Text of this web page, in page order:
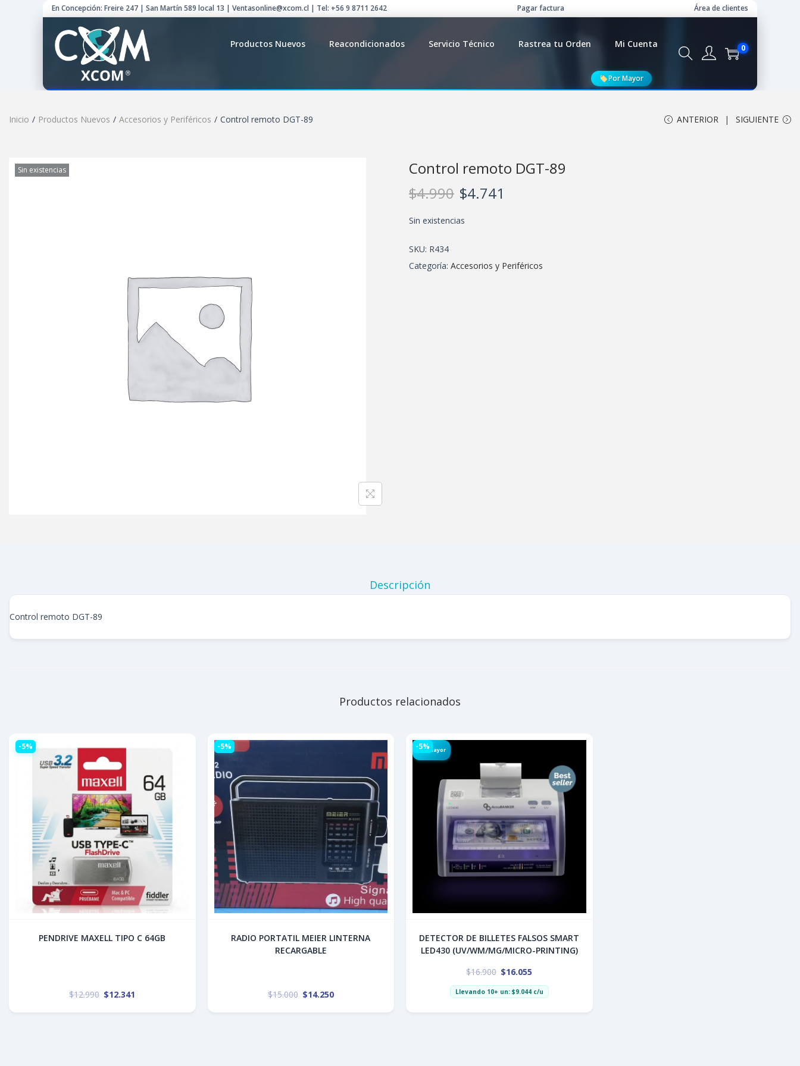
En Concepción: Freire 247 | San Martín 589 local 13 | Ventasonline@xcom.cl | Tel: +56 9 8711 2642 Pagar factura Área de clientes
Productos Nuevos Reacondicionados Servicio Técnico Rastrea tu Orden Mi Cuenta
Por Mayor
0
Inicio / Productos Nuevos / Accesorios y Periféricos / Control remoto DGT-89 ANTERIOR SIGUIENTE
Sin existencias
Control remoto DGT-89
$4.990 $4.741
Sin existencias
SKU: R434
Categoría: Accesorios y Periféricos
Descripción
Control remoto DGT-89
Productos relacionados
-5%
PENDRIVE MAXELL TIPO C 64GB
$12.990 $12.341
-5%
RADIO PORTATIL MEIER LINTERNA
RECARGABLE
$15.000 $14.250
Por Mayor
-5%
DETECTOR DE BILLETES FALSOS SMART
LED430 (UV/WM/MG/MICRO-PRINTING)
$16.900 $16.055
Llevando 10+ un: $9.044c/u